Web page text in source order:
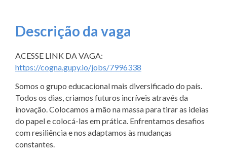
Descrição da vaga
ACESSE LINK DA VAGA:
https://cogna.gupy.io/jobs/7996338
Somos o grupo educacional mais diversificado do país.
Todos os dias, criamos futuros incríveis através da
inovação. Colocamos a mão na massa para tirar as ideias
do papel e colocá-las em prática. Enfrentamos desafios
com resiliência e nos adaptamos às mudanças
constantes.